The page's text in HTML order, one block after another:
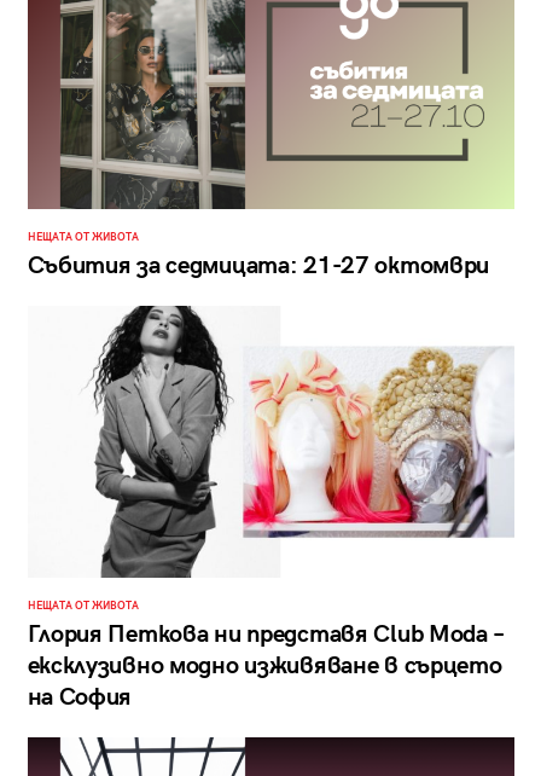
НЕЩАТА ОТ ЖИВОТА
Събития за седмицата: 21-27 октомври
НЕЩАТА ОТ ЖИВОТА
Глория Петкова ни представя Club Moda –
ексклузивно модно изживяване в сърцето
на София